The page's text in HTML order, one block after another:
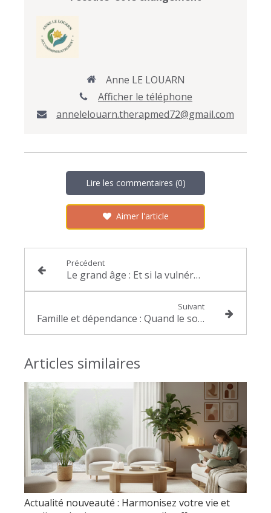
Anne LE LOUARN
Afficher le téléphone
annelelouarn.therapmed72@gmail.com
Lire les commentaires (0)
Aimer l'article
Précédent
Le grand âge : Et si la vulnérabilité de nos aînés était un appel à l'apaisement familial
Suivant
Famille et dépendance : Quand le soin d'un proche devient un terrain de conflit
Articles similaires
Actualité nouveauté : Harmonisez votre vie et